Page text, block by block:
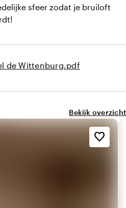
sfeer zodat je bruiloft
de Wittenburg.pdf
Bekijk overzicht
favorite_border